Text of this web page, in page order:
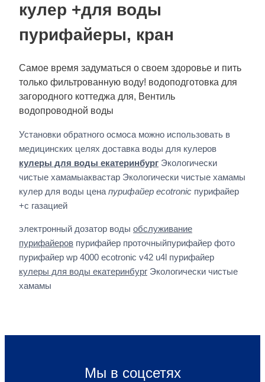
кулер +для воды
пурифайеры, кран
Самое время задуматься о своем здоровье и пить
только фильтрованную воду! водоподготовка для
загородного коттеджа для, Вентиль
водопроводной воды
Установки обратного осмоса можно использовать в
медицинских целях доставка воды для кулеров
кулеры для воды екатеринбург Экологически
чистые хамамыаквастар Экологически чистые хамамы
кулер для воды цена пурифайер ecotronic пурифайер
+с газацией
электронный дозатор воды обслуживание
пурифайеров пурифайер проточныйпурифайер фото
пурифайер wp 4000 ecotronic v42 u4l пурифайер
кулеры для воды екатеринбург Экологически чистые
хамамы
Мы в соцсетях